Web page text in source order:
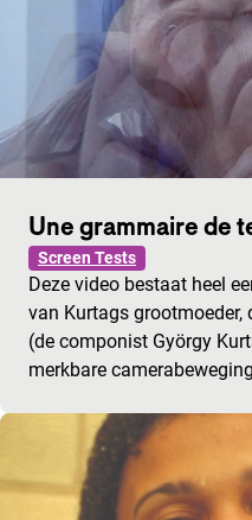
Une grammaire de
Screen Tests
Deze video bestaat heel
van Kurtags grootmoeder,
(de componist György
merkbare